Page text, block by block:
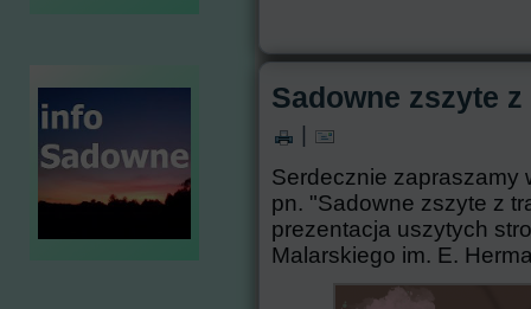
Sadowne zszyte
|
Serdecznie zapraszamy
pn. "Sadowne zszyte z
prezentacja uszytych
Malarskiego im. E.